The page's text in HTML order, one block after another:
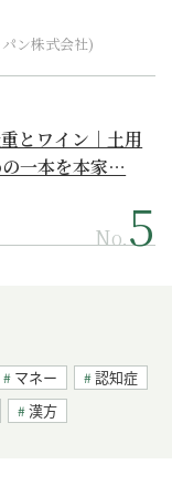
ン株式会社)
とワイン｜土用
一本を本家…
No.
マネー
認知症
漢方